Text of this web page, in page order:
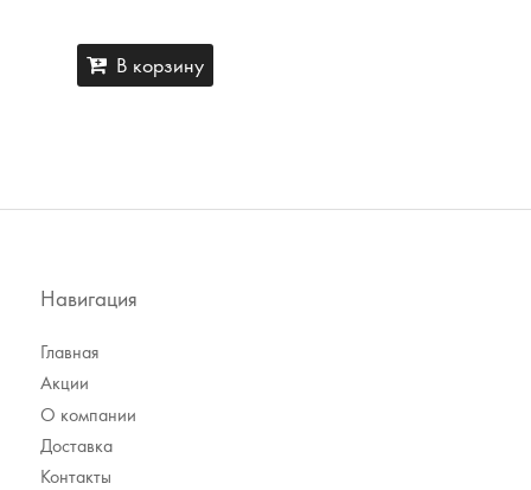
Доставка
Возврат
В корзину
Навигация
Главная
Акции
О компании
Доставка
Контакты